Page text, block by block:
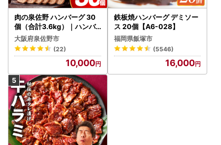
肉の泉佐野 ハンバーグ 30
個（合計3.6kg）｜ハンバ
ーグ 訳あり 黒毛和牛×なに
わポーク
大阪府泉佐野市
(22)
10,000
鉄板焼ハンバーグ デミソー
ス 20個【A6-028】
福岡県飯塚市
(5546)
16,000